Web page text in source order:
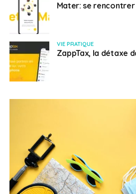
Mater: se
VIE PRATIQUE
ZappTax, la détaxe